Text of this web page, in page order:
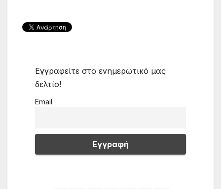
Εγγραφείτε στο ενημερωτικό μας
δελτίο!
Email